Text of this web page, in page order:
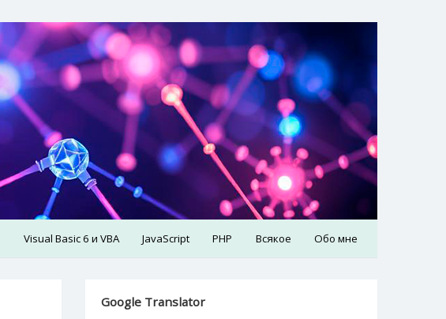
Visual Basic 6 и VBA JavaScript PHP Всякое Обо мне
Google Translator